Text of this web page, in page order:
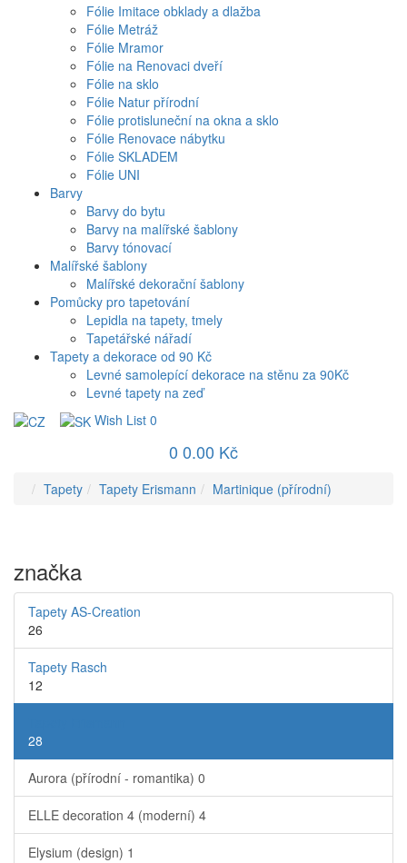
Fólie Imitace obklady a dlažba
Fólie Metráž
Fólie Mramor
Fólie na Renovaci dveří
Fólie na sklo
Fólie Natur přírodní
Fólie protisluneční na okna a sklo
Fólie Renovace nábytku
Fólie SKLADEM
Fólie UNI
Barvy
Barvy do bytu
Barvy na malířské šablony
Barvy tónovací
Malířské šablony
Malířské dekorační šablony
Pomůcky pro tapetování
Lepidla na tapety, tmely
Tapetářské nářadí
Tapety a dekorace od 90 Kč
Levné samolepící dekorace na stěnu za 90Kč
Levné tapety na zeď
Wish List 0
0 0.00 Kč
Tapety Tapety Erismann Martinique (přírodní)
značka
Tapety AS-Creation
26
Tapety Rasch
12
28
Aurora (přírodní - romantika) 0
ELLE decoration 4 (moderní) 4
Elysium (design) 1